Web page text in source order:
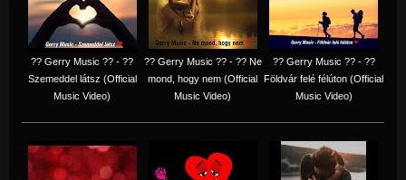
?? Gerry Music ?? - ??
Szemeddel látsz (Official
Music Video)
?? Gerry Music ?? - ?? Ne
mond, hogy nem (Official
Music Video)
?? Gerry Music ?? - ??
Földvár felé félúton (Official
Music Video)